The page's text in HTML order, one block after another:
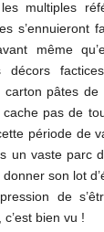
multiples
s’ennuieront
même
décors
pâtes de
cache pas de
période de
un vaste parc
son lot
de
bien vu !